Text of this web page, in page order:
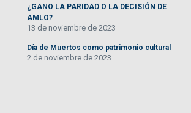
¿GANO LA PARIDAD O LA DECISIÓN DE
AMLO?
13 de noviembre de 2023
Día de Muertos como patrimonio cultural
2 de noviembre de 2023